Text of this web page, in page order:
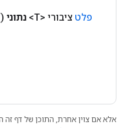
פלט ציבורי <T> נתוני
אלא אם צוין אחרת, התוכן של דף זה